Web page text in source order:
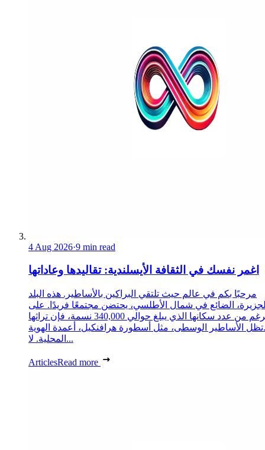
4 Aug 2026·9 min read
اغمر نفسك في الثقافة الأيسلندية: تقاليدها وعاداتها
مرحبًا بكم في عالم حيث تلتقي البراكين بالأساطير. هذه البلد
الضائع في شمال الأطلسي، يحتضن مجتمعًا فريدًا. على
الرغم من عدد سكانها الذي يبلغ حوالي 340,000 نسمة، فإن تراثها
الأساطير الوسطى، مثل أسطورة هرافنكيل، أعمدة الهوية
المحلية. لا...
ArticlesRead more